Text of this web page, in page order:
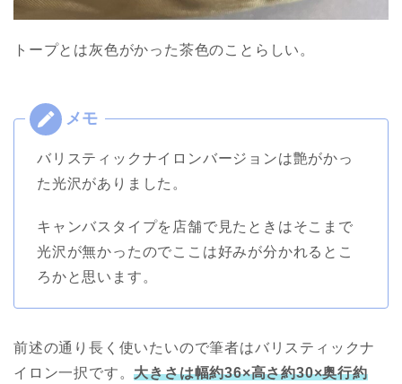
トープとは灰色がかった茶色のことらしい。
バリスティックナイロンバージョンは艶がかっ
た光沢がありました。
キャンバスタイプを店舗で見たときはそこまで
光沢が無かったのでここは好みが分かれるとこ
ろかと思います。
前述の通り長く使いたいので筆者はバリスティックナ
イロン一択です。大きさは幅約36×高さ約30×奥行約